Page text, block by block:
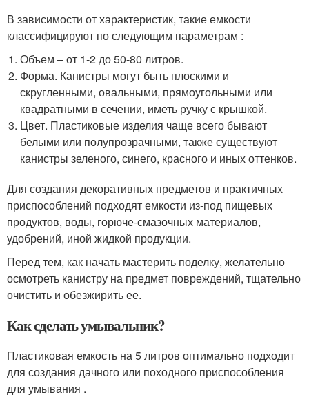
В зависимости от характеристик, такие емкости
классифицируют по следующим параметрам :
Объем – от 1-2 до 50-80 литров.
Форма. Канистры могут быть плоскими и
скругленными, овальными, прямоугольными или
квадратными в сечении, иметь ручку с крышкой.
Цвет. Пластиковые изделия чаще всего бывают
белыми или полупрозрачными, также существуют
канистры зеленого, синего, красного и иных оттенков.
Для создания декоративных предметов и практичных
приспособлений подходят емкости из-под пищевых
продуктов, воды, горюче-смазочных материалов,
удобрений, иной жидкой продукции.
Перед тем, как начать мастерить поделку, желательно
осмотреть канистру на предмет повреждений, тщательно
очистить и обезжирить ее.
Как сделать умывальник?
Пластиковая емкость на 5 литров оптимально подходит
для создания дачного или походного приспособления
для умывания .